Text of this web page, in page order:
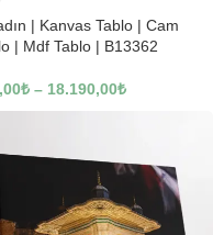
| Kanvas Tablo | Cam
| Mdf Tablo | B13362
₺ – 18.190,00₺